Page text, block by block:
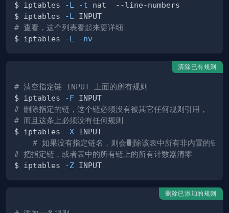
$ iptables
-L -t
$ iptables
-L
# 查看，这个列表看起来更详细
$ iptables
-L -nv
清除已有规则
# 清空指定链 INPUT 上面的所有规则
$ iptables
-F
# 删除指定的链，这个链必须没有被其它任何规则引用，
# 而且这条上必须没有任何规则
$ iptables
-X
# 如果没有指定链名，则会删除该表中所有非内置的链
# 把指定链，或者表中的所有链上的所有计数器清零
$ iptables
-Z
删除已添加的规则